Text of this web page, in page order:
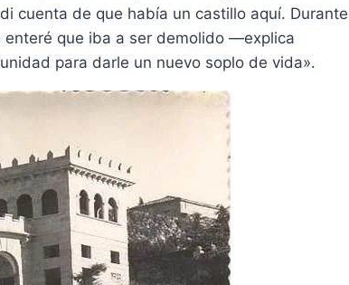
cuenta de que había un castillo aquí. Durante
que iba a ser demolido —explica
para darle un nuevo soplo de vida».